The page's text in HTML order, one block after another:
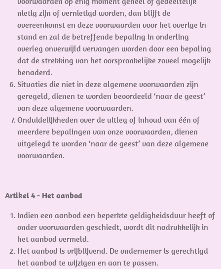
nietig zijn of vernietigd worden, dan blijft de
overeenkomst en deze voorwaarden voor het overige in
stand en zal de betreffende bepaling in onderling
overleg onverwijld vervangen worden door een bepaling
dat de strekking van het oorspronkelijke zoveel mogelijk
benaderd.
Situaties die niet in deze algemene voorwaarden zijn
geregeld, dienen te worden beoordeeld ‘naar de geest’
van deze algemene voorwaarden.
Onduidelijkheden over de uitleg of inhoud van één of
meerdere bepalingen van onze voorwaarden, dienen
uitgelegd te worden ‘naar de geest’ van deze algemene
voorwaarden.
Artikel 4 - Het aanbod
Indien een aanbod een beperkte geldigheidsduur heeft of
onder voorwaarden geschiedt, wordt dit nadrukkelijk in
het aanbod vermeld.
Het aanbod is vrijblijvend. De ondernemer is gerechtigd
het aanbod te wijzigen en aan te passen.